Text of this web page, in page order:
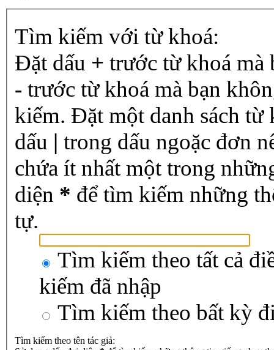
Tìm kiếm với từ khoá:
Đặt dấu + trước từ khoá mà
- trước từ khoá mà bạn
kiếm. Đặt một danh sách từ
dấu | trong dấu ngoặc đơn
chứa ít nhất một trong
diện * để tìm kiếm những
tự.
Tìm kiếm theo tất cả
kiếm đã nhập
Tìm kiếm theo bất kỳ
Tìm kiếm theo tên tác giả: